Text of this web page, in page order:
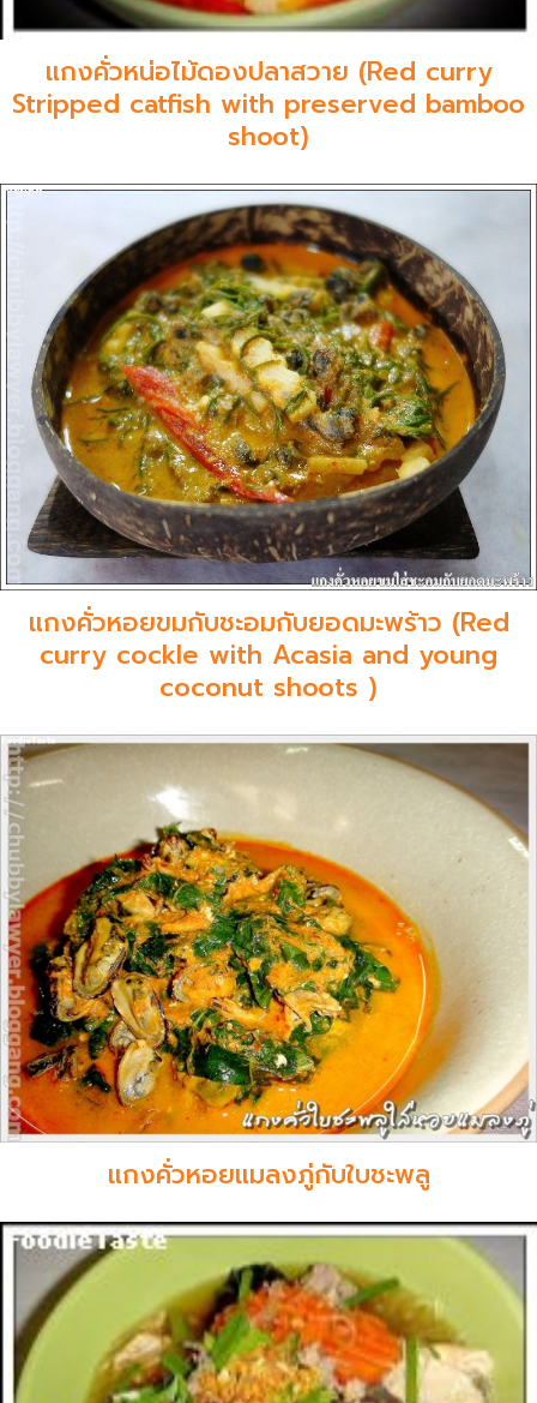
แกงคั่วหน่อไม้ดองปลาสวาย (Red curry
Stripped catfish with preserved bamboo
shoot)
แกงคั่วหอยขมกับชะอมกับยอดมะพร้าว (Red
curry cockle with Acasia and young
coconut shoots )
แกงคั่วหอยแมลงภู่กับใบชะพลู